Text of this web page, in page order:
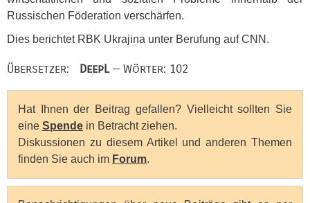
Russischen Föderation verschärfen.
Dies berichtet RBK Ukrajina unter Berufung aufCNN .
Übersetzer: DeepL— Wörter: 102
Hat Ihnen der Beitrag gefallen? Vielleicht sollten Sie
eine Spende in Betracht ziehen.
Diskussionen zu diesem Artikel und anderen Themen
finden Sie auch im Forum.